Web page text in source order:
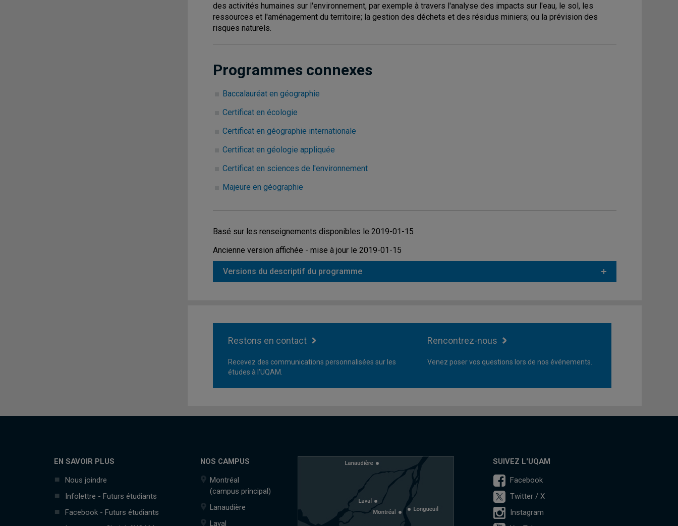
des activités humaines sur l'environnement, par exemple à travers l'analyse des impacts sur l'eau, le sol, les
ressources et l'aménagement du territoire; la gestion des déchets et des résidus miniers; ou la prévision des
risques naturels.
Programmes connexes
Baccalauréat en géographie
Certificat en écologie
Certificat en géographie internationale
Certificat en géologie appliquée
Certificat en sciences de l'environnement
Majeure en géographie
Basé sur les renseignements disponibles le 2019-01-15
Ancienne version affichée - mise à jour le 2019-01-15
Versions du descriptif du programme
Restons en contact
Recevez des communications personnalisées sur les
études à l'UQAM.
Rencontrez-nous
Venez poser vos questions lors de nos événements.
EN SAVOIR PLUS
Nous joindre
Infolettre - Futurs étudiants
Facebook - Futurs étudiants
NOS CAMPUS
Montréal
(campus principal)
Lanaudière
Laval
SUIVEZ L'UQAM
Facebook
Twitter / X
Instagram